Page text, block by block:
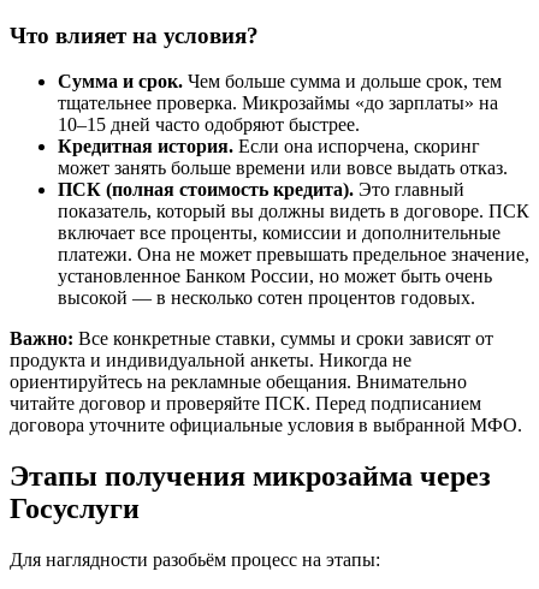
Что влияет на условия?
Сумма и срок. Чем больше сумма и дольше срок, тем
тщательнее проверка. Микрозаймы «до зарплаты» на
10–15 дней часто одобряют быстрее.
Кредитная история. Если она испорчена, скоринг
может занять больше времени или вовсе выдать отказ.
ПСК (полная стоимость кредита). Это главный
показатель, который вы должны видеть в договоре. ПСК
включает все проценты, комиссии и дополнительные
платежи. Она не может превышать предельное значение,
установленное Банком России, но может быть очень
высокой — в несколько сотен процентов годовых.
Важно: Все конкретные ставки, суммы и сроки зависят от
продукта и индивидуальной анкеты. Никогда не
ориентируйтесь на рекламные обещания. Внимательно
читайте договор и проверяйте ПСК. Перед подписанием
договора уточните официальные условия в выбранной МФО.
Этапы получения микрозайма через
Госуслуги
Для наглядности разобьём процесс на этапы: